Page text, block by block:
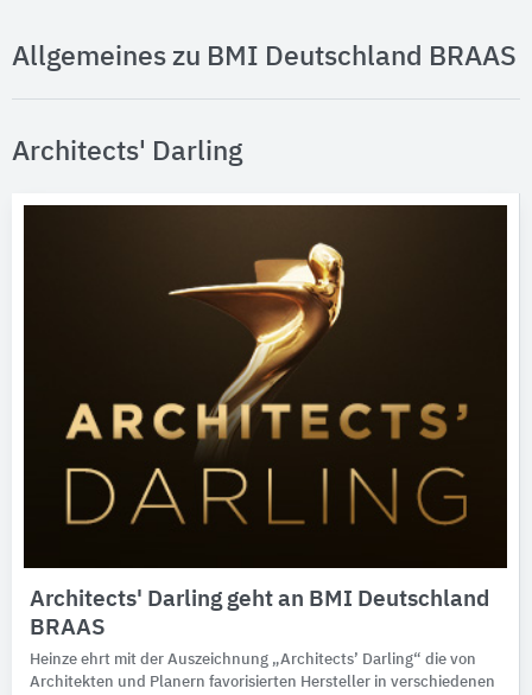
Allgemeines zu BMI Deutschland BRAAS
Architects' Darling
Architects' Darling geht an BMI Deutschland
BRAAS
Heinze ehrt mit der Auszeichnung „Architects’ Darling“ die von
Architekten und Planern favorisierten Hersteller in verschiedenen